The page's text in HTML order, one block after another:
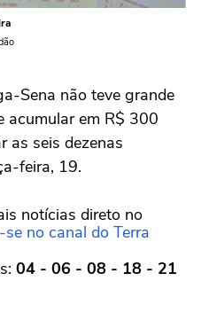
Sena não teve grande
acumular em R$ 300
as seis dezenas
feira, 19.
notícias direto no
se no canal do Terra
04 - 06 - 08 - 18 - 21